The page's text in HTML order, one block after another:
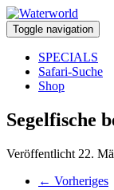
Toggle navigation
SPECIALS
Safari-Suche
Shop
Segelfische
Veröffentlicht 22.
← Vorheriges